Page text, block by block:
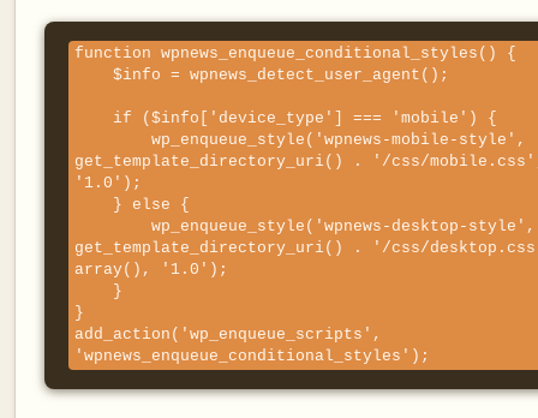
function wpnews_enqueue_conditional_styles() {
    $info = wpnews_detect_user_agent();
        wp_enqueue_style('wpnews-mobile-style',
get_template_directory_uri() . '/css/
'1.0');
        wp_enqueue_style('wpnews-desktop-style',
get_template_directory_uri() . '/css/
array(), '1.0');
}
add_action('wp_enqueue_scripts',
'wpnews_enqueue_conditional_styles');